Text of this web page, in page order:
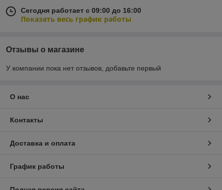
Сегодня работает с 09:00 до 16:00
Показать весь график работы
Отзывы о магазине
У компании пока нет отзывов, добавьте первый
О нас
Контакты
Доставка и оплата
График работы